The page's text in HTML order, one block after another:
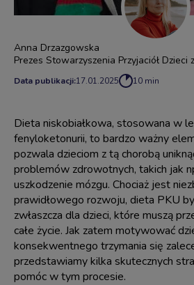
Data publikacji:17.01.2025 10 min
Anna Drzazgowska
Prezes Stowarzyszenia Przyjaciół Dzieci
Dieta niskobiałkowa, stosowana w
fenyloketonurii, to bardzo ważny
pozwala dzieciom z tą chorobą
problemów zdrowotnych, takich jak
uszkodzenie mózgu. Chociaż jest
prawidłowego rozwoju, dieta PKU
zwłaszcza dla dzieci, które muszą
całe życie. Jak zatem motywować
konsekwentnego trzymania się
przedstawiamy kilka skutecznych
pomóc w tym procesie.